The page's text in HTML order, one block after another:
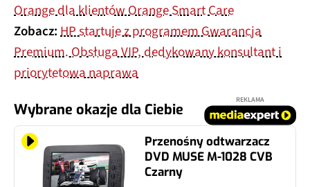
Orange dla klientów Orange Smart Care
Zobacz:HP startuje z programem Gwarancja
Premium. Obsługa VIP, dedykowany konsultant i
priorytetowa naprawa
Wybrane okazje dla Ciebie
REKLAMA
Przenośny odtwarzacz
DVD MUSE M-1028 CVB
Czarny